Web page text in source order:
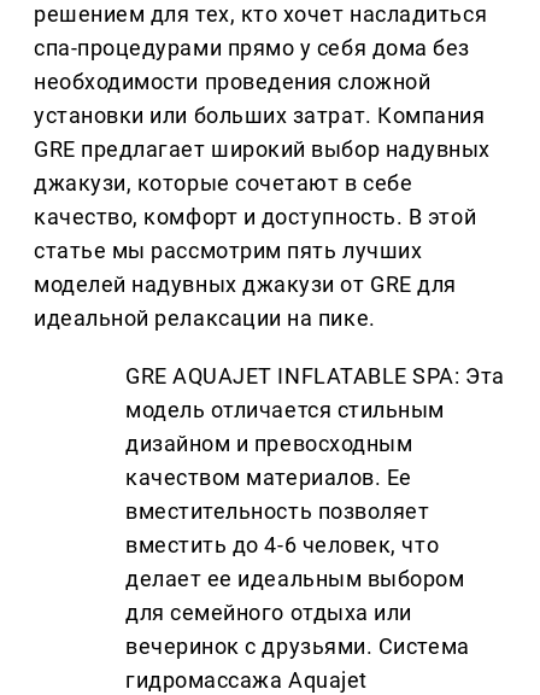
решением для тех, кто хочет насладиться
спа-процедурами прямо у себя дома без
необходимости проведения сложной
установки или больших затрат. Компания
GRE предлагает широкий выбор надувных
джакузи, которые сочетают в себе
качество, комфорт и доступность. В этой
статье мы рассмотрим пять лучших
моделей надувных джакузи от GRE для
идеальной релаксации на пике.
GRE AQUAJET INFLATABLE SPA: Эта
модель отличается стильным
дизайном и превосходным
качеством материалов. Ее
вместительность позволяет
вместить до 4-6 человек, что
делает ее идеальным выбором
для семейного отдыха или
вечеринок с друзьями. Система
гидромассажа Aquajet